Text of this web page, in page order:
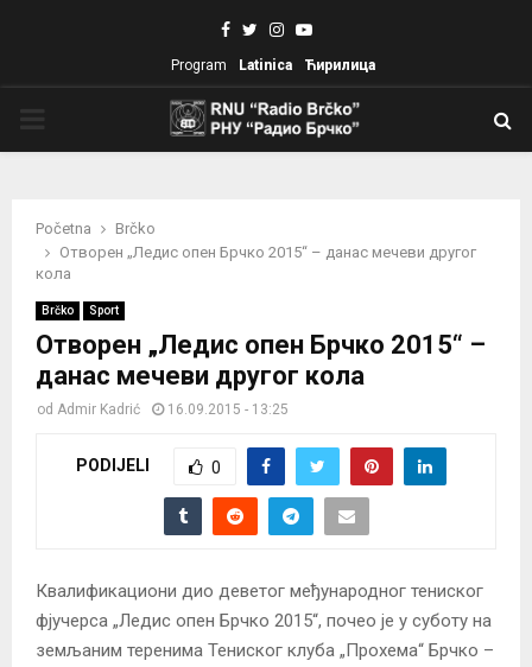
Facebook
TwitterInstagram
Youtube
Program Latinica Ћирилица
Početna
Brčko
Отворен „Ледис опен Брчко 2015“ – данас мечеви другог
кола
Brčko Sport
Отворен „Ледис опен Брчко 2015“ –
данас мечеви другог кола
od Admir Kadrić 16.09.2015 - 13:25
PODIJELI 0
Квалификациони дио деветог међународног тениског
фјучерса „Ледис опен Брчко 2015“, почео је у суботу на
земљаним теренима Тениског клуба „Прохема“ Брчко –